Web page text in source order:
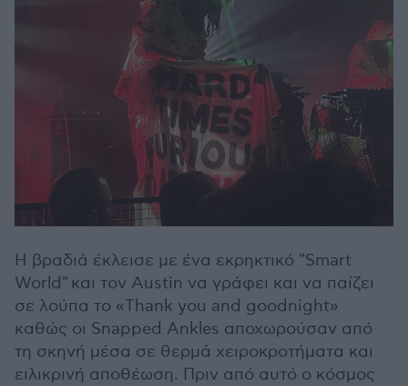
Η βραδιά έκλεισε με ένα εκρηκτικό "Smart
World" και τον Austin να γράφει και να παίζει
σε λούπα το «Thank you and goodnight»
καθώς οι Snapped Ankles αποχωρούσαν από
τη σκηνή μέσα σε θερμά χειροκροτήματα και
ειλικρινή αποθέωση. Πριν από αυτό ο κόσμος